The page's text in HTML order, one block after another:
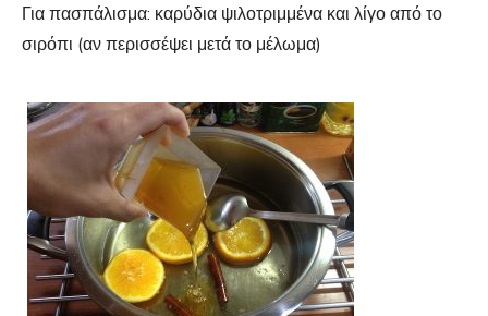
Για πασπάλισμα: καρύδια ψιλοτριμμένα και λίγο από το
σιρόπι (αν περισσέψει μετά το μέλωμα)